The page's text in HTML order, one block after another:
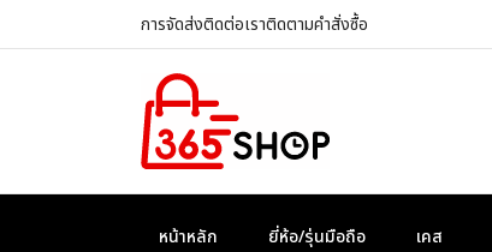
การจัดส่งติดต่อเราติดตามคำสั่งซื้อ
หน้าหลัก ยี่ห้อ/รุ่นมือถือ เคส